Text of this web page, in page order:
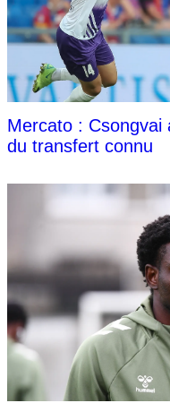
Mercato : Csongvai
du transfert connu